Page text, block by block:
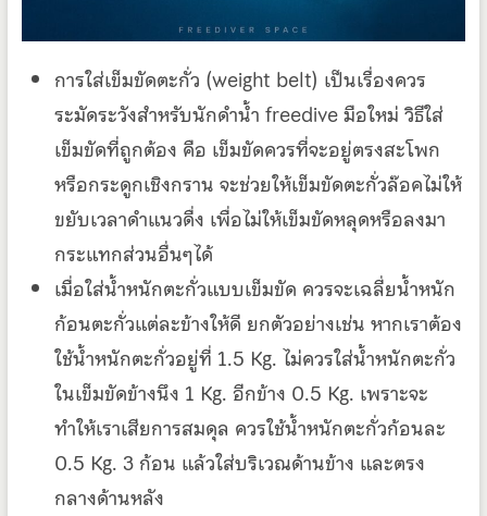
การใส่เข็มขัดตะกั่ว (weight belt) เป็นเรื่องควร
ระมัดระวังสำหรับนักดำน้ำ freedive มือใหม่ วิธีใส่
เข็มขัดที่ถูกต้อง คือ เข็มขัดควรที่จะอยู่ตรงสะโพก
หรือกระดูกเชิงกราน จะช่วยให้เข็มขัดตะกั่วล๊อคไม่ให้
ขยับเวลาดำแนวดื่ง เพื่อไม่ให้เข็มขัดหลุดหรือลงมา
กระแทกส่วนอื่นๆได้
เมื่อใส่น้ำหนักตะกั่วแบบเข็มขัด ควรจะเฉลี่ยน้ำหนัก
ก้อนตะกั่วแต่ละข้างให้ดี ยกตัวอย่างเช่น หากเราต้อง
ใช้น้ำหนักตะกั่วอยู่ที่ 1.5 Kg. ไม่ควรใส่น้ำหนักตะกั่ว
ในเข็มขัดข้างนึง 1 Kg. อีกข้าง 0.5 Kg. เพราะจะ
ทำให้เราเสียการสมดุล ควรใช้น้ำหนักตะกั่วก้อนละ
0.5 Kg. 3 ก้อน แล้วใส่บริเวณด้านข้าง และตรง
กลางด้านหลัง